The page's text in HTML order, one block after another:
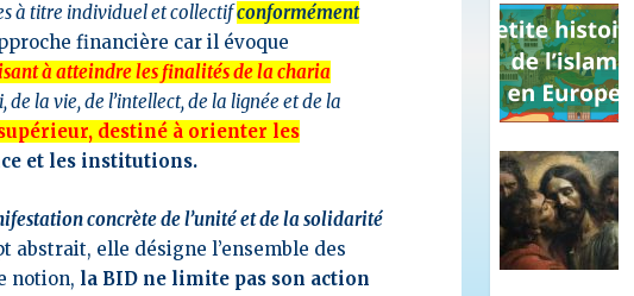
à titre individuel et collectifconformément
financière car il évoque
à atteindre les finalités de la charia
la vie, de l’intellect, de la lignée et de la
destiné à orienter les
et les institutions.
concrète de l’unité et de la solidarité
abstrait, elle désigne l’ensemble des
notion, la BID ne limite pas son action